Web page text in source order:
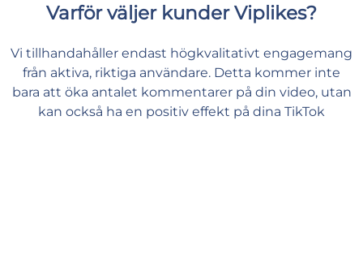
Varför väljer kunder Viplikes?
Vi tillhandahåller endast högkvalitativt engagemang
från aktiva, riktiga användare. Detta kommer inte
bara att öka antalet kommentarer på din video, utan
kan också ha en positiv effekt på dina TikTok